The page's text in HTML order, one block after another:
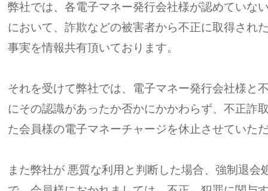
弊社では、各電子マネー発行会社様が認めていな
において、詐欺などの被害者から不正に取得され
事実を情報共有頂いております。
それを受けて弊社では、電子マネー発行会社様と
にその認識があったか否かにかかわらず、不正詐
た会員様の電子マネーチャージを休止させていた
また弊社が 悪質な利用と判断した場合、強制退会